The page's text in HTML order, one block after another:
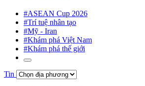
#ASEAN Cup 2026
#Trí tuệ nhân tạo
#Mỹ - Iran
#Khám phá Việt Nam
#Khám phá thế giới
Tin